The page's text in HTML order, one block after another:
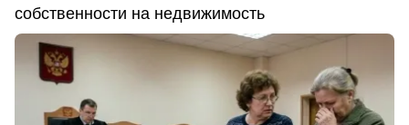
собственности на недвижимость